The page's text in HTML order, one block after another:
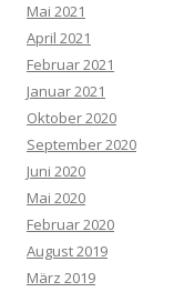
Mai 2021
April 2021
Februar 2021
Januar 2021
Oktober 2020
September 2020
Juni 2020
Mai 2020
Februar 2020
August 2019
März 2019